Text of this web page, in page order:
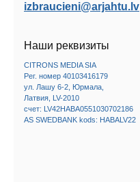
izbraucieni@arjahtu.lv
Наши реквизиты
CITRONS MEDIA SIA
Рег. номер 40103416179
ул. Лашу 6-2, Юрмала,
Латвия, LV-2010
счет: LV42HABA0551030702186
AS SWEDBANK kods: HABALV22